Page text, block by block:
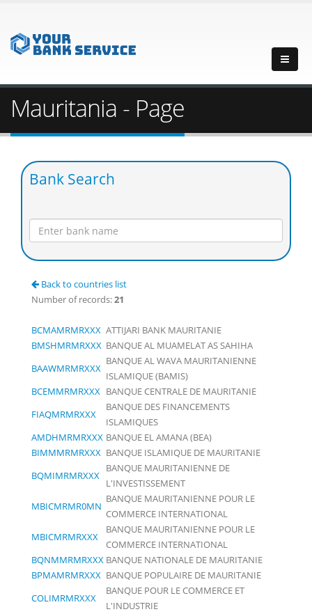
Mauritania - Page
Bank Search
Back to countries list
Number of records:21
BCMAMRMRXXX ATTIJARI BANK MAURITANIE
BMSHMRMRXXX BANQUE AL MUAMELAT AS SAHIHA
BAAWMRMRXXX
BANQUE AL WAVA MAURITANIENNE
ISLAMIQUE (BAMIS)
BCEMMRMRXXX BANQUE CENTRALE DE MAURITANIE
FIAQMRMRXXX
BANQUE DES FINANCEMENTS
ISLAMIQUES
AMDHMRMRXXX BANQUE EL AMANA (BEA)
BIMMMRMRXXX BANQUE ISLAMIQUE DE MAURITANIE
BQMIMRMRXXX
BANQUE MAURITANIENNE DE
L'INVESTISSEMENT
MBICMRMR0MN
BANQUE MAURITANIENNE POUR LE
COMMERCE INTERNATIONAL
MBICMRMRXXX
BANQUE MAURITANIENNE POUR LE
COMMERCE INTERNATIONAL
BQNMMRMRXXX BANQUE NATIONALE DE MAURITANIE
BPMAMRMRXXX BANQUE POPULAIRE DE MAURITANIE
COLIMRMRXXX
BANQUE POUR LE COMMERCE ET
L'INDUSTRIE